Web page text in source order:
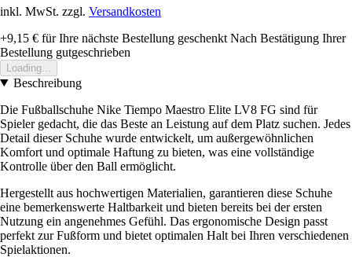
inkl. MwSt. zzgl. Versandkosten
+9,15 € für Ihre nächste Bestellung geschenkt Nach Bestätigung Ihrer
Bestellung gutgeschrieben
Loading...
Beschreibung
Die Fußballschuhe Nike Tiempo Maestro Elite LV8 FG sind für
Spieler gedacht, die das Beste an Leistung auf dem Platz suchen. Jedes
Detail dieser Schuhe wurde entwickelt, um außergewöhnlichen
Komfort und optimale Haftung zu bieten, was eine vollständige
Kontrolle über den Ball ermöglicht.
Hergestellt aus hochwertigen Materialien, garantieren diese Schuhe
eine bemerkenswerte Haltbarkeit und bieten bereits bei der ersten
Nutzung ein angenehmes Gefühl. Das ergonomische Design passt
perfekt zur Fußform und bietet optimalen Halt bei Ihren verschiedenen
Spielaktionen.